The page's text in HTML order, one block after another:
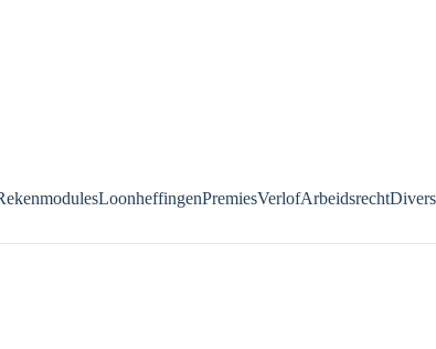
LoonheffingenPremiesVerlofArbeidsrecht